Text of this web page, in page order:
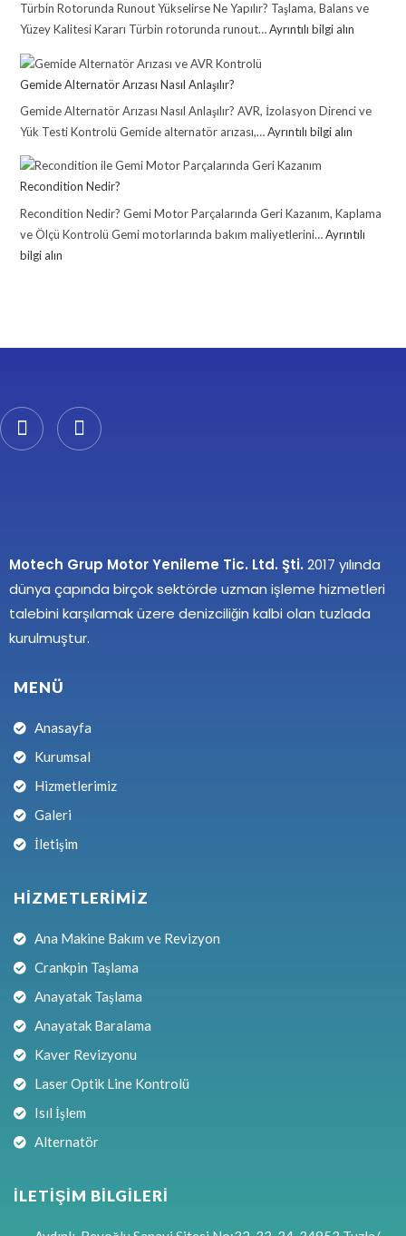
Türbin Rotorunda Runout Yükselirse Ne Yapılır? Taşlama, Balans ve
Yüzey Kalitesi Kararı Türbin rotorunda runout…Ayrıntılı bilgi alın
Gemide Alternatör Arızası Nasıl Anlaşılır?
Gemide Alternatör Arızası Nasıl Anlaşılır? AVR, İzolasyon Direnci ve
Yük Testi Kontrolü Gemide alternatör arızası,…Ayrıntılı bilgi alın
Recondition Nedir?
Recondition Nedir? Gemi Motor Parçalarında Geri Kazanım, Kaplama
ve Ölçü Kontrolü Gemi motorlarında bakım maliyetlerini…Ayrıntılı
bilgi alın
Motech Grup Motor Yenileme Tic. Ltd. Şti. 2017 yılında
dünya çapında birçok sektörde uzman işleme hizmetleri
talebini karşılamak üzere denizciliğin kalbi olan tuzlada
kurulmuştur.
MENÜ
Anasayfa
Kurumsal
Hizmetlerimiz
Galeri
İletişim
HİZMETLERİMİZ
Ana Makine Bakım ve Revizyon
Crankpin Taşlama
Anayatak Taşlama
Anayatak Baralama
Kaver Revizyonu
Laser Optik Line Kontrolü
Isıl İşlem
Alternatör
İLETİŞİM BİLGİLERİ